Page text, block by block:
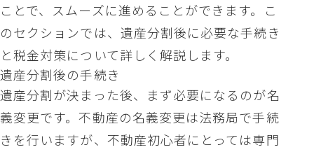
ことで、スムーズに進めることができます。こ
のセクションでは、遺産分割後に必要な手続き
と税金対策について詳しく解説します。
遺産分割後の手続き
遺産分割が決まった後、まず必要になるのが名
義変更です。不動産の名義変更は法務局で手続
きを行いますが、不動産初心者にとっては専門